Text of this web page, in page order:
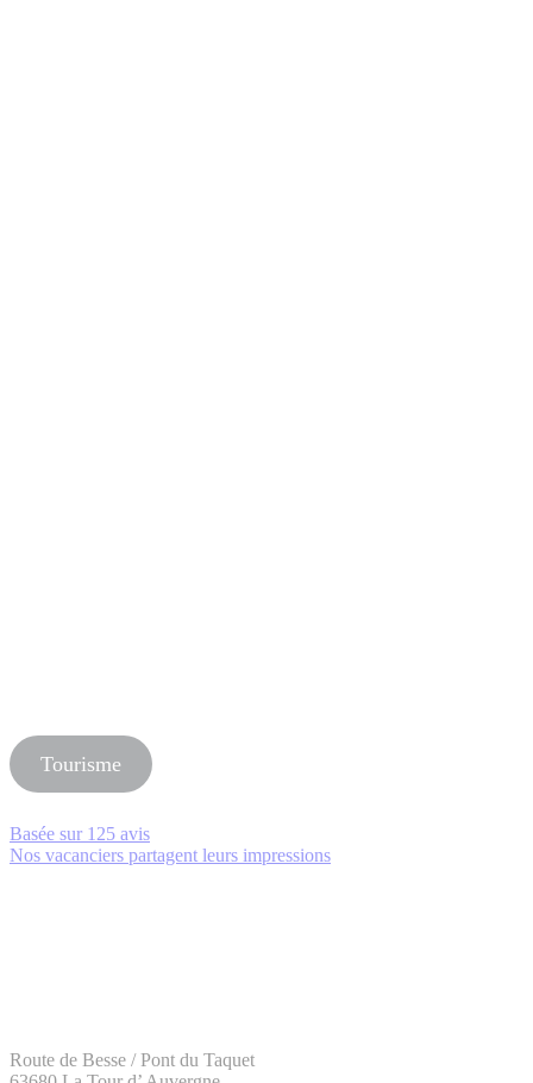
Tourisme
Basée sur 125 avis
Nos vacanciers partagent leurs impressions
Route de Besse / Pont du Taquet